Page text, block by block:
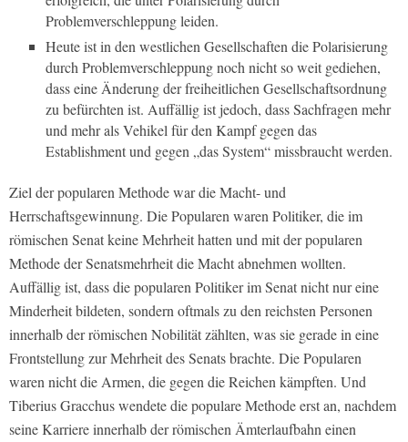
Problemverschleppung leiden.
Heute ist in den westlichen Gesellschaften die Polarisierung
durch Problemverschleppung noch nicht so weit gediehen,
dass eine Änderung der freiheitlichen Gesellschaftsordnung
zu befürchten ist. Auffällig ist jedoch, dass Sachfragen mehr
und mehr als Vehikel für den Kampf gegen das
Establishment und gegen „das System“ missbraucht werden.
Ziel der popularen Methode war die Macht- und
Herrschaftsgewinnung. Die Popularen waren Politiker, die im
römischen Senat keine Mehrheit hatten und mit der popularen
Methode der Senatsmehrheit die Macht abnehmen wollten.
Auffällig ist, dass die popu­laren Politiker im Senat nicht nur eine
Minderheit bildeten, sondern oftmals zu den reichsten Personen
innerhalb der römischen Nobilität zählten, was sie gerade in eine
Frontstellung zur Mehrheit des Senats brachte. Die Popularen
waren nicht die Armen, die gegen die Reichen kämpften. Und
Tiberius Gracchus wendete die populare Methode erst an, nachdem
seine Karriere innerhalb der römischen Ämterlaufbahn einen